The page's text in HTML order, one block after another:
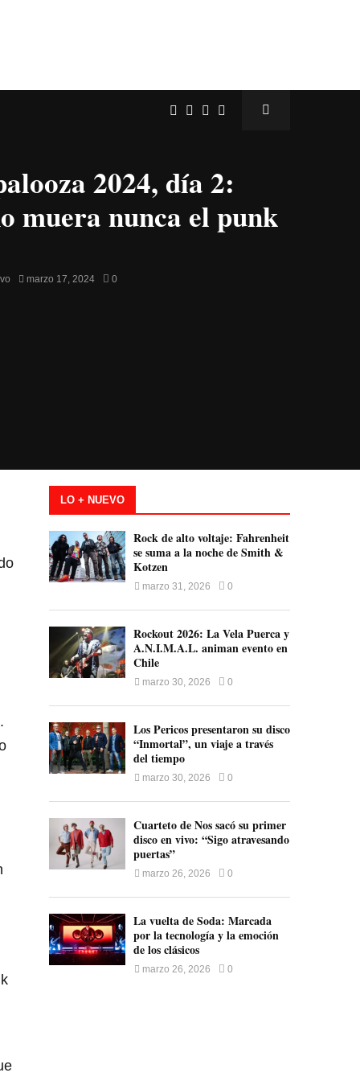
2024, día 2:
muera nunca el punk
marzo 17, 2024 0
LO + NUEVO
Rock de alto voltaje: Fahrenheit
se suma a la noche de Smith &
Kotzen
marzo 31, 2026 0
Rockout 2026: La Vela Puerca y
A.N.I.M.A.L. animan evento en
Chile
marzo 30, 2026 0
Los Pericos presentaron su disco
“Inmortal”, un viaje a través
del tiempo
marzo 30, 2026 0
Cuarteto de Nos sacó su primer
disco en vivo: “Sigo atravesando
puertas”
marzo 26, 2026 0
La vuelta de Soda: Marcada
por la tecnología y la emoción
de los clásicos
marzo 26, 2026 0